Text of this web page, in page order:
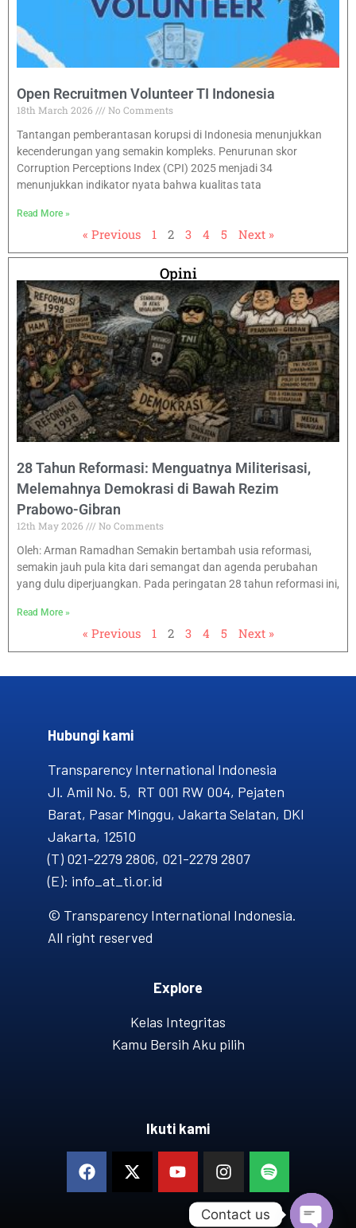
Open Recruitmen Volunteer TI Indonesia
18th March 2026
No Comments
Tantangan pemberantasan korupsi di Indonesia menunjukkan
kecenderungan yang semakin kompleks. Penurunan skor
Corruption Perceptions Index (CPI) 2025 menjadi 34
menunjukkan indikator nyata bahwa kualitas tata
Read More »
« Previous 1 2 3 4 5 Next »
Opini
28 Tahun Reformasi: Menguatnya Militerisasi,
Melemahnya Demokrasi di Bawah Rezim
Prabowo-Gibran
12th May 2026
No Comments
Oleh: Arman Ramadhan Semakin bertambah usia reformasi,
semakin jauh pula kita dari semangat dan agenda perubahan
yang dulu diperjuangkan. Pada peringatan 28 tahun reformasi ini,
Read More »
« Previous 1 2 3 4 5 Next »
Hubungi kami​
Transparency International Indonesia
Jl. Amil No. 5, RT 001 RW 004, Pejaten
Barat, Pasar Minggu, Jakarta Selatan, DKI
Jakarta, 12510
(T) 021-2279 2806, 021-2279 2807
(E): info_at_ti.or.id
© Transparency International Indonesia.
All right reserved
Explore
Kelas Integritas
Kamu Bersih Aku pilih
Ikuti kami
Contact us